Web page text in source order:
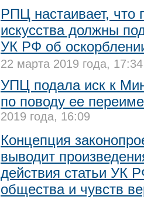
РПЦ настаивает, что
искусства должны
УК РФ об
22 марта 2019 года, 17:34
УПЦ подала иск к
по поводу ее
2019 года, 16:09
Концепция
выводит
действия статьи УК
общества и чувств